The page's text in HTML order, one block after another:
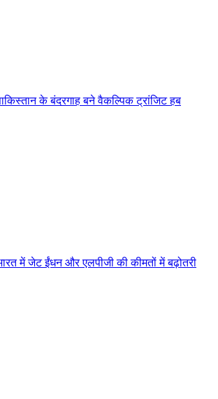
के बंदरगाह बने वैकल्पिक ट्रांजिट हब
में जेट ईंधन और एलपीजी की कीमतों में बढ़ोतरी